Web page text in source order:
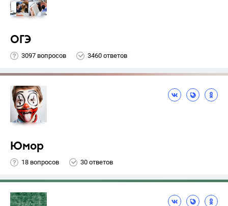
ОГЭ
3097 вопросов 3460 ответов
Юмор
18 вопросов 30 ответов